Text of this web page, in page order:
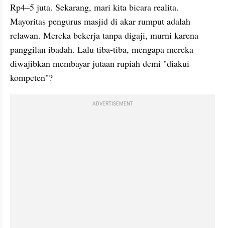
Rp4–5 juta. Sekarang, mari kita bicara realita.
Mayoritas pengurus masjid di akar rumput adalah
relawan. Mereka bekerja tanpa digaji, murni karena
panggilan ibadah. Lalu tiba-tiba, mengapa mereka
diwajibkan membayar jutaan rupiah demi "diakui
kompeten"?
ADVERTISEMENT